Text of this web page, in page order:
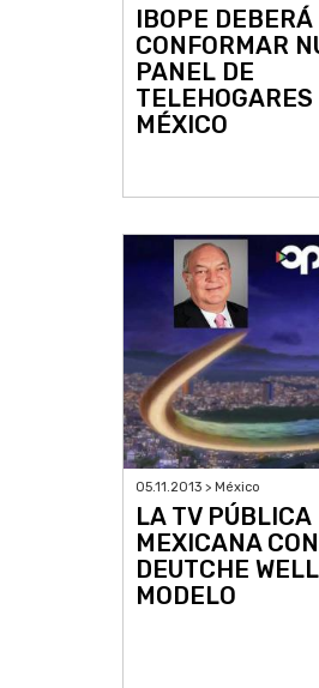
IBOPE DEBERÁ
CONFORMAR
PANEL DE
TELEHOGARES
MÉXICO
05.11.2013 > México
LA TV PÚBLICA
MEXICANA
DEUTCHE
MODELO